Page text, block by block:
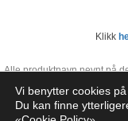
Klikk
Alle produktnavn nevnt på
Vi benytter cookies
Du kan finne